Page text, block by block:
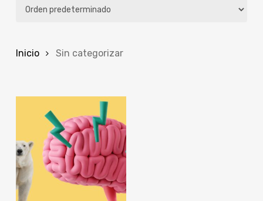
Inicio Sin categorizar